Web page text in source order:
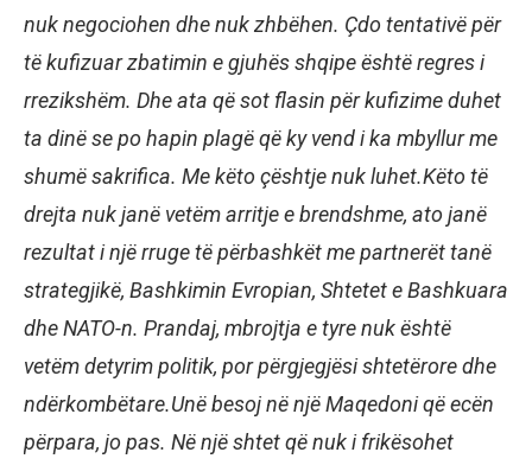
nuk negociohen dhe nuk zhbëhen. Çdo tentativë për
të kufizuar zbatimin e gjuhës shqipe është regres i
rrezikshëm. Dhe ata që sot flasin për kufizime duhet
ta dinë se po hapin plagë që ky vend i ka mbyllur me
shumë sakrifica. Me këto çështje nuk luhet.Këto të
drejta nuk janë vetëm arritje e brendshme, ato janë
rezultat i një rruge të përbashkët me partnerët tanë
strategjikë, Bashkimin Evropian, Shtetet e Bashkuara
dhe NATO-n. Prandaj, mbrojtja e tyre nuk është
vetëm detyrim politik, por përgjegjësi shtetërore dhe
ndërkombëtare.Unë besoj në një Maqedoni që ecën
përpara, jo pas. Në një shtet që nuk i frikësohet